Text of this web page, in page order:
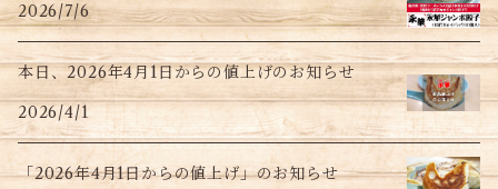
2026/7/6
本日、2026年4月1日からの値上げのお知らせ
2026/4/1
「2026年4月1日からの値上げ」のお知らせ